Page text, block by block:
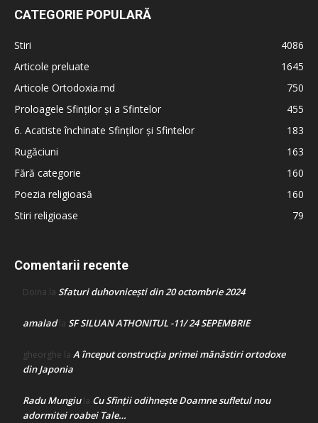
CATEGORIE POPULARĂ
Stiri
4086
Articole preluate
1645
Articole Ortodoxia.md
750
Proloagele Sfinților și a Sfintelor
455
6. Acatiste închinate Sfinților și Sfintelor
183
Rugăciuni
163
Fără categorie
160
Poezia religioasă
160
Stiri religioase
79
Comentarii recente
Doina la Sfaturi duhovnicești din 20 octombrie 2024
amaladla SF SILUAN ATHONITUL -11/ 24 SEPEMBRIE
gheorghe la A început construcţia primei mănăstiri ortodoxe
din Japonia
Radu Mungiula Cu Sfinții odihnește Doamne sufletul nou
adormitei roabei Tale…